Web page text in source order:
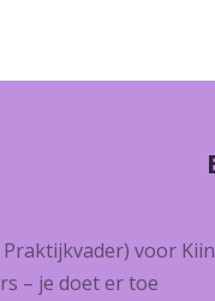
Praktijkvader) voor
– je doet er toe